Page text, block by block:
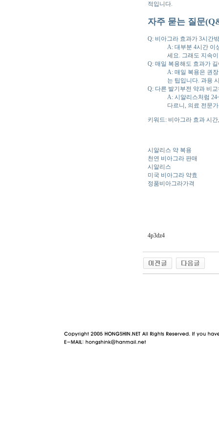
적입니다.
자주 묻는 질문
Q: 비아그라 효과가 3시간
A: 대부분 4시간 이
세요. 그래도 지속
Q: 매일 복용해도 효과가
A: 매일 복용은 권
는 팁입니다. 과용
Q: 다른 발기부전 약과 비
A: 시알리스처럼
다르니, 의료 전문
키워드: 비아그라 효과 시
시알리스 약 복용
천연 비아그라 판매
시알리스
미국 비아그라 약효
정품비아그라가격
4p3dz4